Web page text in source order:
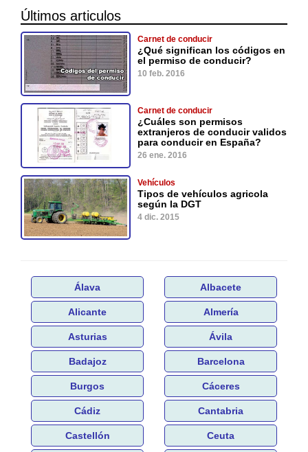
Últimos articulos
Carnet de conducir
¿Qué significan los códigos en
el permiso de conducir?
10 feb. 2016
Carnet de conducir
¿Cuáles son permisos
extranjeros de conducir validos
para conducir en España?
26 ene. 2016
Vehículos
Tipos de vehículos agricola
según la DGT
4 dic. 2015
Álava Albacete
Alicante Almería
Asturias Ávila
Badajoz Barcelona
Burgos Cáceres
Cádiz Cantabria
Castellón Ceuta